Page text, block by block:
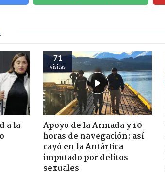
a la
71
visitas
Apoyo de la Armada y 10
horas de navegación: así
cayó en la Antártica
imputado por delitos
sexuales